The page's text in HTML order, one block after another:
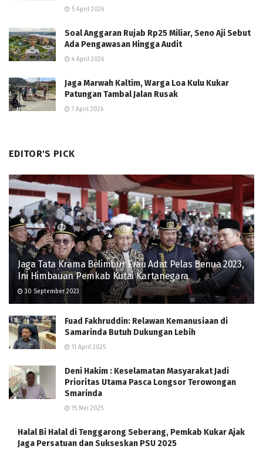
5 April 2026
Soal Anggaran Rujab Rp25 Miliar, Seno Aji Sebut
Ada Pengawasan Hingga Audit
4 April 2026
Jaga Marwah Kaltim, Warga Loa Kulu Kukar
Patungan Tambal Jalan Rusak
7 April 2026
EDITOR'S PICK
Jaga Tata Krama Belimbur Erau Adat Pelas Benua 2023,
Ini Himbauan Pemkab Kutai Kartanegara
30 September 2023
Fuad Fakhruddin: Relawan Kemanusiaan di
Samarinda Butuh Dukungan Lebih
11 April 2025
Deni Hakim : Keselamatan Masyarakat Jadi
Prioritas Utama Pasca Longsor Terowongan
Smarinda
15 Mei 2025
Halal Bi Halal di Tenggarong Seberang, Pemkab Kukar Ajak
Jaga Persatuan dan Sukseskan PSU 2025